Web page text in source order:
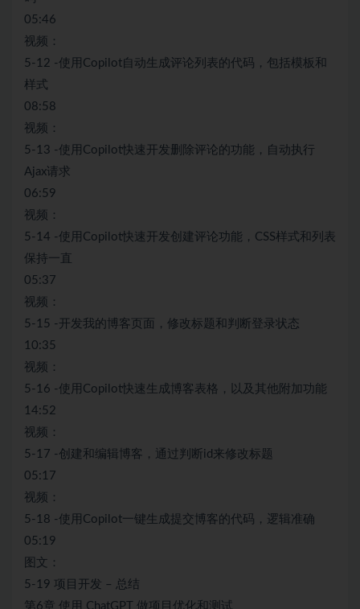
05:46
视频：
5-12 -使用Copilot自动生成评论列表的代码，包括模板和
样式
08:58
视频：
5-13 -使用Copilot快速开发删除评论的功能，自动执行
Ajax请求
06:59
视频：
5-14 -使用Copilot快速开发创建评论功能，CSS样式和列表
保持一直
05:37
视频：
5-15 -开发我的博客页面，修改标题和判断登录状态
10:35
视频：
5-16 -使用Copilot快速生成博客表格，以及其他附加功能
14:52
视频：
5-17 -创建和编辑博客，通过判断id来修改标题
05:17
视频：
5-18 -使用Copilot一键生成提交博客的代码，逻辑准确
05:19
图文：
5-19 项目开发 – 总结
第6章 使用 ChatGPT 做项目优化和测试